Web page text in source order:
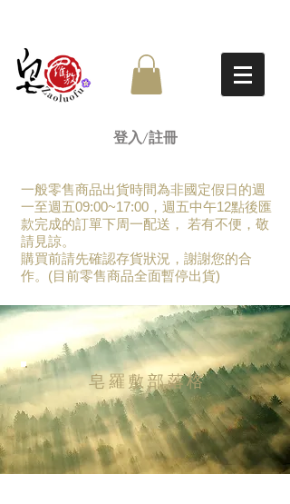
登入/註冊
一般零售商品出貨時間為非國定假日的週
一至週五09:00~17:00，週五中午12點後匯
款完成的訂單下周一配送， 若有不便，敬
請見諒。
​購買前請先確認存貨狀況，謝謝您的合
作。(目前零售商品全面暫停出貨)
皂羅敷部落格